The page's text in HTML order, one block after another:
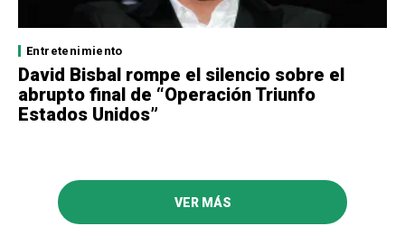
Entretenimiento
David Bisbal rompe el silencio sobre el
abrupto final de “Operación Triunfo
Estados Unidos”
VER MÁS